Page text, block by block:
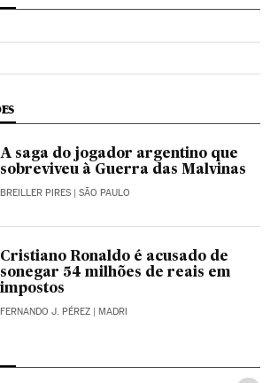
Brasil en Instagram
País Brasil en Twitter
El País Brasil en Facebook
A saga do jogador argentino que
sobreviveu à Guerra das Malvinas
BREILLER PIRES | SÃO PAULO
Cristiano Ronaldo é acusado de
sonegar 54 milhões de reais em
impostos
FERNANDO J. PÉREZ | MADRI